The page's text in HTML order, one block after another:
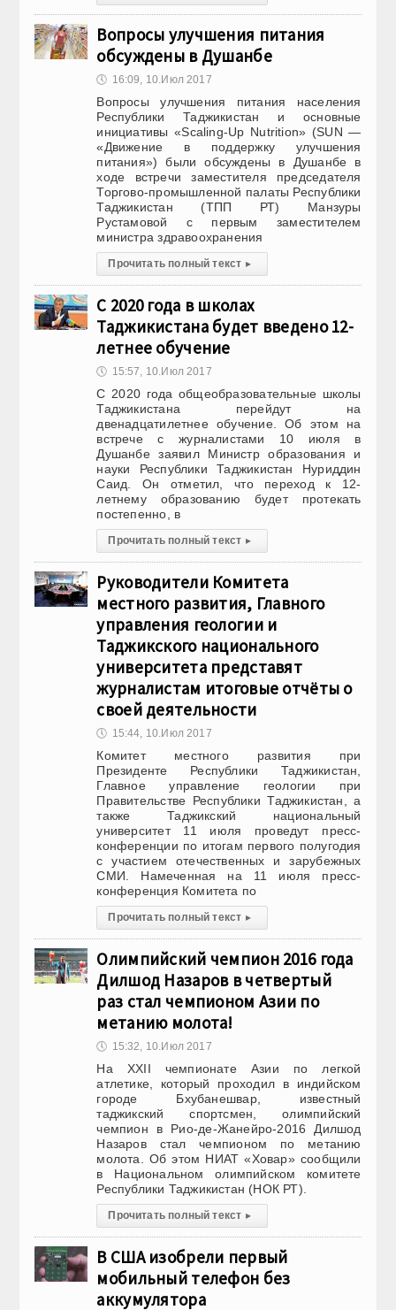
Вопросы улучшения питания
обсуждены в Душанбе
🕔 16:09, 10.Июл 2017
Вопросы улучшения питания населения
Республики Таджикистан и основные
инициативы «Scaling-Up Nutrition» (SUN —
«Движение в поддержку улучшения
питания») были обсуждены в Душанбе в
ходе встречи заместителя председателя
Торгово-промышленной палаты Республики
Таджикистан (ТПП РТ) Манзуры
Рустамовой с первым заместителем
министра здравоохранения
Прочитать полный текст ▸
С 2020 года в школах
Таджикистана будет введено 12-
летнее обучение
🕔 15:57, 10.Июл 2017
С 2020 года общеобразовательные школы
Таджикистана перейдут на
двенадцатилетнее обучение. Об этом на
встрече с журналистами 10 июля в
Душанбе заявил Министр образования и
науки Республики Таджикистан Нуриддин
Саид. Он отметил, что переход к 12-
летнему образованию будет протекать
постепенно, в
Прочитать полный текст ▸
Руководители Комитета
местного развития, Главного
управления геологии и
Таджикского национального
университета представят
журналистам итоговые отчёты о
своей деятельности
🕔 15:44, 10.Июл 2017
Комитет местного развития при
Президенте Республики Таджикистан,
Главное управление геологии при
Правительстве Республики Таджикистан, а
также Таджикский национальный
университет 11 июля проведут пресс-
конференции по итогам первого полугодия
с участием отечественных и зарубежных
СМИ. Намеченная на 11 июля пресс-
конференция Комитета по
Прочитать полный текст ▸
Олимпийский чемпион 2016 года
Дилшод Назаров в четвертый
раз стал чемпионом Азии по
метанию молота!
🕔 15:32, 10.Июл 2017
На XXII чемпионате Азии по легкой
атлетике, который проходил в индийском
городе Бхубанешвар, известный
таджикский спортсмен, олимпийский
чемпион в Рио-де-Жанейро-2016 Дилшод
Назаров стал чемпионом по метанию
молота. Об этом НИАТ «Ховар» сообщили
в Национальном олимпийском комитете
Республики Таджикистан (НОК РТ).
Прочитать полный текст ▸
В США изобрели первый
мобильный телефон без
аккумулятора